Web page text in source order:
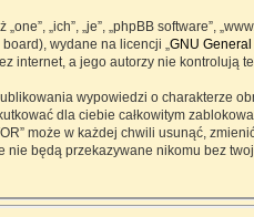
„one”, „ich”, „je”, „phpBB software”,
wydane na licencji „ GNU
internet, a jego autorzy nie kontrolują
wypowiedzi o charakterze
dla ciebie całkowitym
może w każdej chwili usunąć,
nie będą przekazywane nikomu bez